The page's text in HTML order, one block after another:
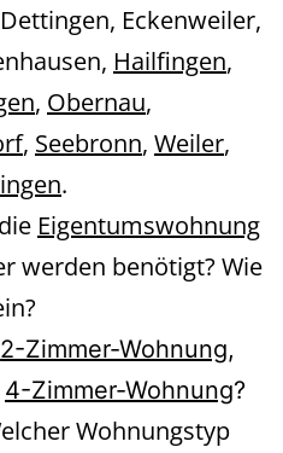
Eckenweiler,
Hailfingen,
, Obernau,
, Seebronn, Weiler,
.
Eigentumswohnung
werden benötigt? Wie
2-Zimmer-Wohnung,
4-Zimmer-Wohnung?
Wohnungstyp